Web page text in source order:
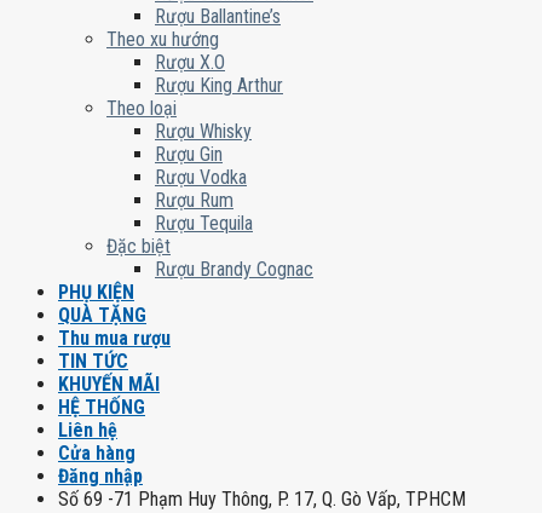
Rượu Ballantine’s
Theo xu hướng
Rượu X.O
Rượu King Arthur
Theo loại
Rượu Whisky
Rượu Gin
Rượu Vodka
Rượu Rum
Rượu Tequila
Đặc biệt
Rượu Brandy Cognac
PHỤ KIỆN
QUÀ TẶNG
Thu mua rượu
TIN TỨC
KHUYẾN MÃI
HỆ THỐNG
Liên hệ
Cửa hàng
Đăng nhập
Số 69 -71 Phạm Huy Thông, P. 17, Q. Gò Vấp, TPHCM